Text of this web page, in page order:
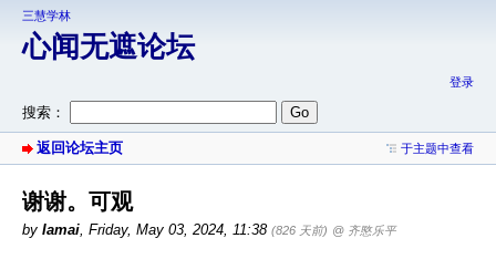
三慧学林
心闻无遮论坛
登录
搜索：
返回论坛主页 于主题中查看
谢谢。可观
by Iamai, Friday, May 03, 2024, 11:38 (826 天前) @ 齐愍乐平